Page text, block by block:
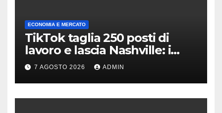
ECONOMIA E MERCATO
TikTok taglia 250 posti di
lavoro e lascia Nashville: i
motivi della scelta
7 AGOSTO 2026 ADMIN